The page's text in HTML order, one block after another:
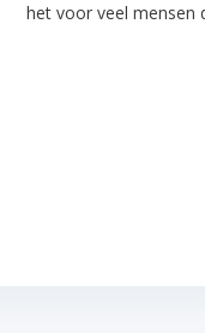
het voor veel mensen